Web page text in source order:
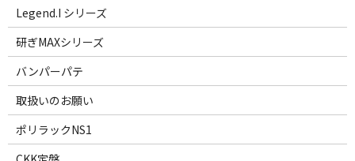
Legend.I シリーズ
研ぎMAXシリーズ
バンパーパテ
取扱いのお願い
ポリラックNS1